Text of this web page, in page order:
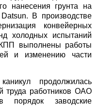
нанесения грунта на
В производстве
конвейерных
холодных испытаний
КПП выполнены работы
и изменению части
продолжилась
труда работников ОАО
заводские